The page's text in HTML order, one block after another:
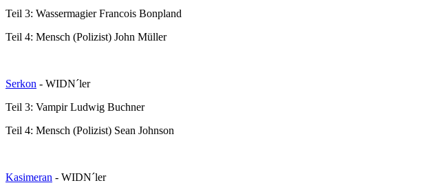
Teil 3: Wassermagier Francois Bonpland
Teil 4: Mensch (Polizist) John Müller
Serkon - WIDN´ler
Teil 3: Vampir Ludwig Buchner
Teil 4: Mensch (Polizist) Sean Johnson
Kasimeran - WIDN´ler